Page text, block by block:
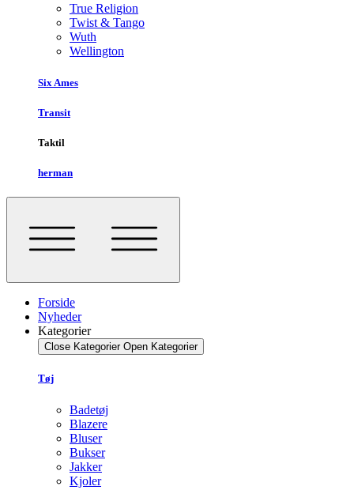
True Religion
Twist & Tango
Wuth
Wellington
Six Ames
Transit
Taktil
herman
Forside
Nyheder
Kategorier
Close Kategorier Open Kategorier
Tøj
Badetøj
Blazere
Bluser
Bukser
Jakker
Kjoler